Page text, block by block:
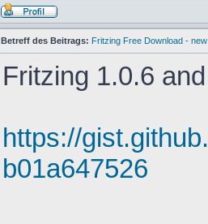
Betreff des Beitrags: Fritzing Free Download -
Fritzing 1.0.6
https://
b01a647526